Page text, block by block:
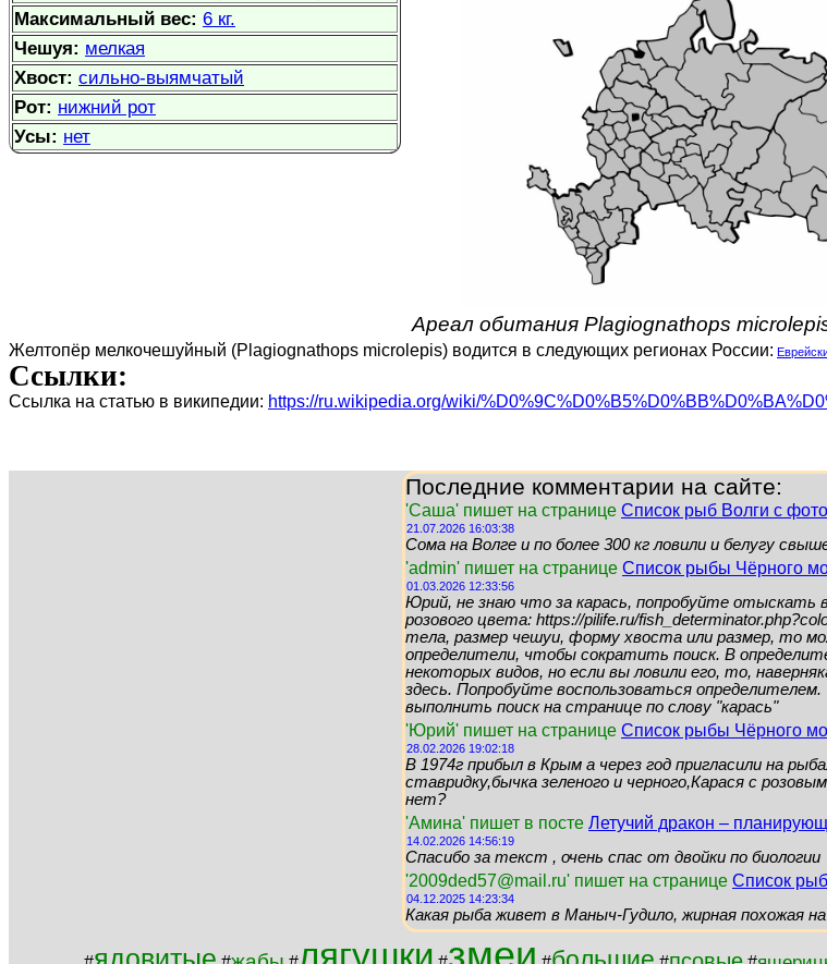
Максимальный вес: 6 кг.
Чешуя: мелкая
Хвост: сильно-выямчатый
Рот: нижний рот
Усы: нет
Ареал обитания Plagiognathops
Желтопёр мелкочешуйный (Plagiognathops microlepis) водится в следующих регионах России:
Ссылки:
Ссылка на статью в википедии: https://ru.wikipedia.org/wiki/
Последние комментарии на сайте:
'Саша' пишет на странице Список рыб Волги с
21.07.2026 16:03:38
Сома на Волге и по более 300 кг ловили и белугу
'admin' пишет на странице Список рыбы Чёрного
01.03.2026 12:33:56
Юрий, не знаю что за карась, попробуйте отыскать
розового цвета: https://pilife.ru/
тела, размер чешуи, форму хвоста или размер, то
определители, чтобы сократить поиск. В
некоторых видов, но если вы ловили его, то,
здесь. Попробуйте воспользоваться
выполнить поиск на странице по слову "карась"
'Юрий' пишет на странице Список рыбы Чёрного
28.02.2026 19:02:18
В 1974г прибыл в Крым а через год пригласили на
ставридку,бычка зеленого и черного,Карася с
нет?
'Амина' пишет в посте Летучий дракон –
14.02.2026 14:56:19
Спасибо за текст , очень спас от двойки по биологии
'2009ded57@mail.ru' пишет на странице Список
04.12.2025 14:23:34
Какая рыба живет в Маныч-Гудило, жирная похожая на
лягушки змеи